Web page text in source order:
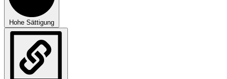
Hohe Sättigung